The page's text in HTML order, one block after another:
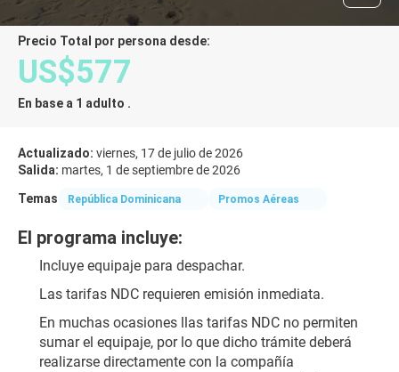
Precio Total por persona desde:
US$577
En base a 1 adulto .
Actualizado: viernes, 17 de julio de 2026
Salida: martes, 1 de septiembre de 2026
Temas
República Dominicana Promos Aéreas
El programa incluye:
Incluye equipaje para despachar.
Las tarifas NDC requieren emisión inmediata.
​En muchas ocasiones l​las tarifas NDC no permiten
sumar el equipaje, por lo que dicho trámite deberá
realizarse directamente con la compañía